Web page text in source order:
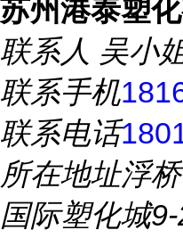
苏州港泰塑
联系人 吴小
联系手机
联系电话
所在地址浮
国际塑化城